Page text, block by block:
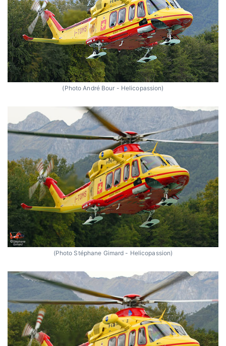
(Photo André Bour - Helicopassion)
(Photo Stéphane Gimard - Helicopassion)